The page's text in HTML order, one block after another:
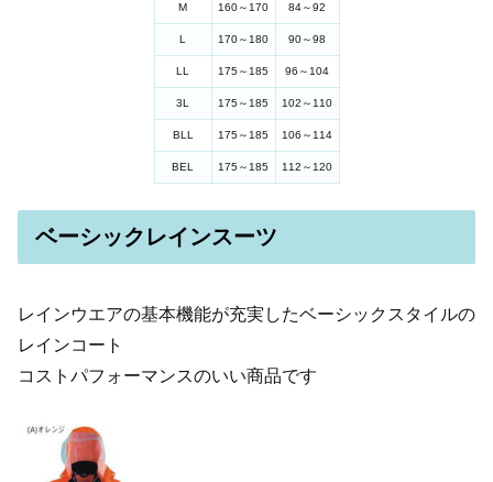
M 160～170 84～92
L 170～180 90～98
LL 175～185 96～104
3L 175～185 102～110
BLL 175～185 106～114
BEL 175～185 112～120
ベーシックレインスーツ
レインウエアの基本機能が充実したベーシックスタイルの
レインコート
コストパフォーマンスのいい商品です